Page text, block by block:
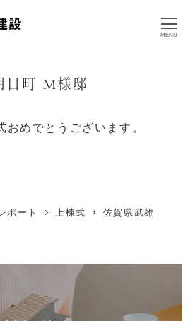
MENU
日町 M様邸
めでとうございます。
ポート 上棟式
佐賀県武雄